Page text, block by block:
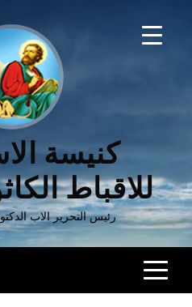
كنيسة
للاقباط
رئيس التحرير الاب